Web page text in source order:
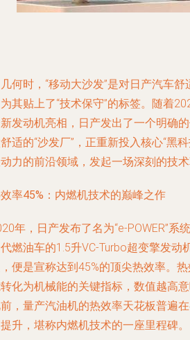
何时，“移动大沙发”是对日产汽车
其贴上了“技术保守”的标签。随着
发动机亮相，日产发出了一个明确
适的“沙发厂”，正重新投入核心“黑
力的前沿领域，发起一场深刻的技术
率45%：内燃机技术的巅峰之作
年，日产发布了名为“e-POWER”系
燃油车的1.5升VC-Turbo超变擎发动
便是宣称达到45%的顶尖热效率。
化为机械能的关键指标，数值越高
，量产汽油机的热效率天花板普遍
升，堪称内燃机技术的一座里程碑。